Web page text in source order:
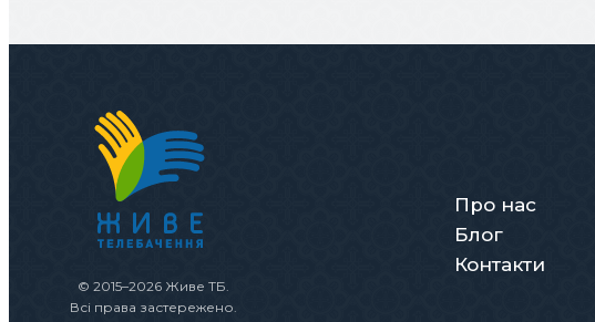
© 2015–2026 Живе ТБ.
Всі права застережено.
Про нас
Блог
Контакти